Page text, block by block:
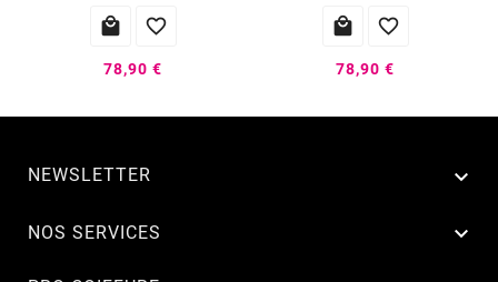
 
78,90 €
 
78,90 €
NEWSLETTER 
NOS SERVICES 